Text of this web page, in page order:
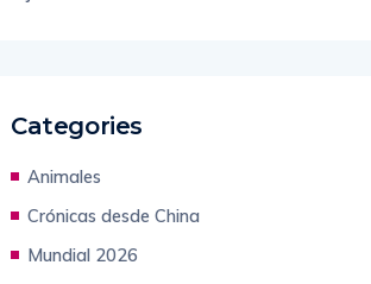
Categories
Animales
Crónicas desde China
Mundial 2026